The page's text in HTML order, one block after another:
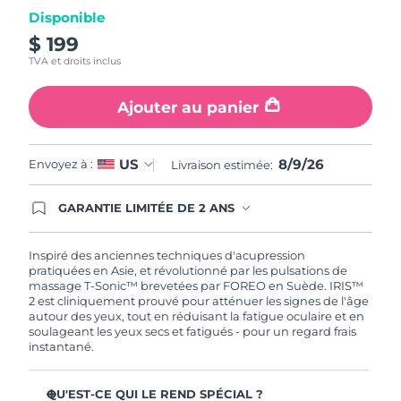
Disponible
$ 199
TVA et droits inclus
Ajouter au panier
Envoyez à : US Livraison estimée: 8/9/26
GARANTIE LIMITÉE DE 2 ANS
FOREO. Cela signifie que si vous rencontrez des
problèmes avec votre appareil pendant les 2 ans
de garantie limitée, FOREO vous remplace ce
dernier gratuitement.
Inspiré des anciennes techniques d'acupression
pratiquées en Asie, et révolutionné par les pulsations de
massage T-Sonic™ brevetées par FOREO en Suède. IRIS™
2 est cliniquement prouvé pour atténuer les signes de l'âge
autour des yeux, tout en réduisant la fatigue oculaire et en
soulageant les yeux secs et fatigués - pour un regard frais
instantané.
QU'EST-CE QUI LE REND SPÉCIAL ?
Turquie
Royaume-Uni Livraison estimée 8/8/26
États-Unis Livraison estimée
Ouzbékistan Livraison estimée